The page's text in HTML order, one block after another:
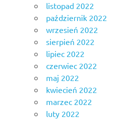
listopad 2022
październik 2022
wrzesień 2022
sierpień 2022
lipiec 2022
czerwiec 2022
maj 2022
kwiecień 2022
marzec 2022
luty 2022